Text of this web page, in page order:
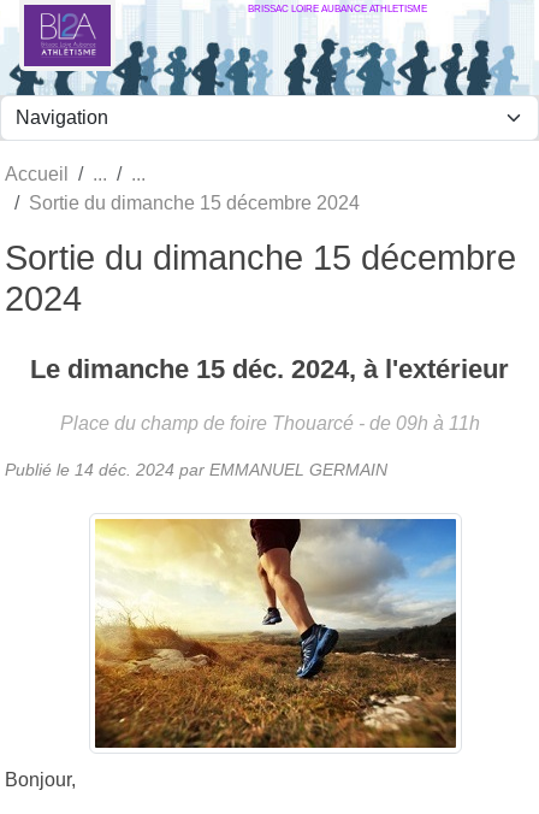
BRISSAC LOIRE AUBANCE ATHLETISME
Accueil
Sortie du dimanche 15 décembre 2024
Sortie du dimanche 15 décembre
2024
Le dimanche 15 déc. 2024, à l'extérieur
Place du champ de foire Thouarcé - de 09h à 11h
Publié le 14 déc. 2024 par EMMANUEL GERMAIN
Bonjour,
Panneau de gestion des cookies